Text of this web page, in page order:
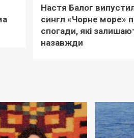
Настя Балог
сингл «Чорне море»
спогади, які
назавжди